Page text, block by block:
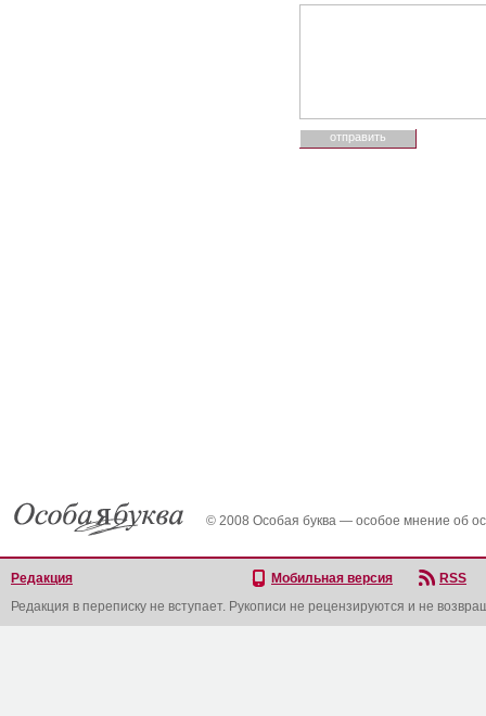
© 2008 Особая буква — особое мнение об
Редакция Мобильная версия
RSS
Редакция в переписку не вступает. Рукописи не рецензируются и не